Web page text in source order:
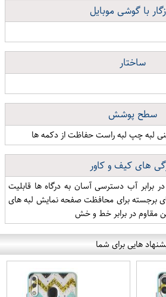
با گوشی موبایل
ساختار
سطح پوشش
لبه چپ لبه راست حفاظت از دکمه ها
های کیف و کاور
برابر آب دسترسی آسان به درگاه ها قابلیت
برجسته برای محافظت صفحه نمایش لبه های
مقاوم در برابر خط و خش
هایی برای شما